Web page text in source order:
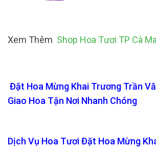
Xem Thêm Shop Hoa Tươi TP Cà
Đặt Hoa Mừng Khai Trương Trần
Giao Hoa Tận Nơi Nhanh Chóng
Dịch Vụ Hoa Tươi Đặt Hoa Mừng